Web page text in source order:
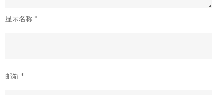
显示名称 *
邮箱 *